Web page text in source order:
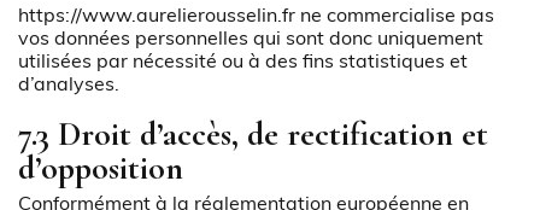
https://www.aurelierousselin.fr ne commercialise pas
vos données personnelles qui sont donc uniquement
utilisées par nécessité ou à des fins statistiques et
d’analyses.
7.3 Droit d’accès, de rectification et
d’opposition
Conformément à la réglementation européenne en